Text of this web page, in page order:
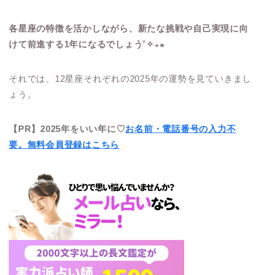
各星座の特徴を活かしながら、新たな挑戦や自己実現に向
けて前進する1年になるでしょう˚✧₊⁎
それでは、12星座それぞれの2025年の運勢を見ていきまし
ょう。
【PR】2025年をいい年に♡お名前・電話番号の入力不
要。無料会員登録はこちら